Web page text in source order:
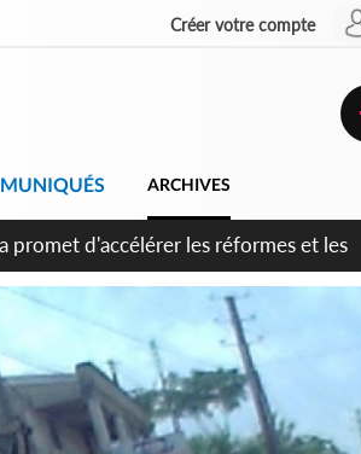
Créer votre compte
ARCHIVES
et veut s'en inspirer pour accélérer le